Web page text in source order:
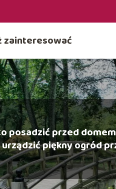
zainteresować
posadzić przed
urządzić piękny ogród
wejściem do domu?